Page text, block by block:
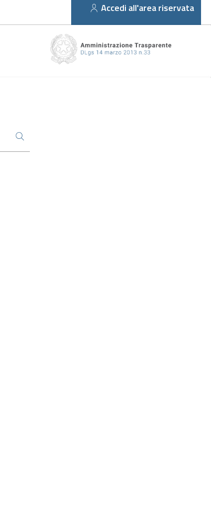
Accedi all'area riservata